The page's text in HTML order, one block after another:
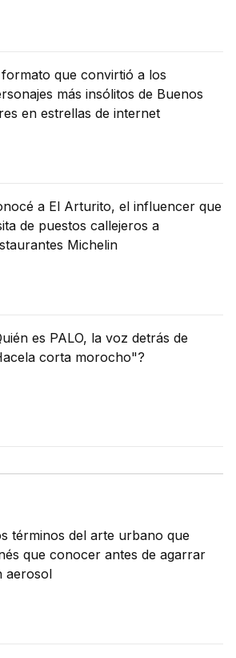
formato que convirtió a los
más insólitos de Buenos
en estrellas de internet
a El Arturito, el influencer que
de puestos callejeros a
Michelin
es PALO, la voz detrás de
corta morocho"?
términos del arte urbano que
que conocer antes de agarrar
aerosol